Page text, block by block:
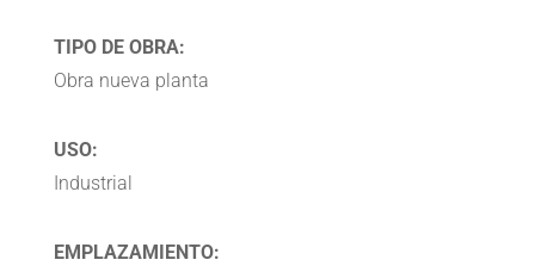
TIPO DE OBRA:
Obra nueva planta
USO:
Industrial
EMPLAZAMIENTO: